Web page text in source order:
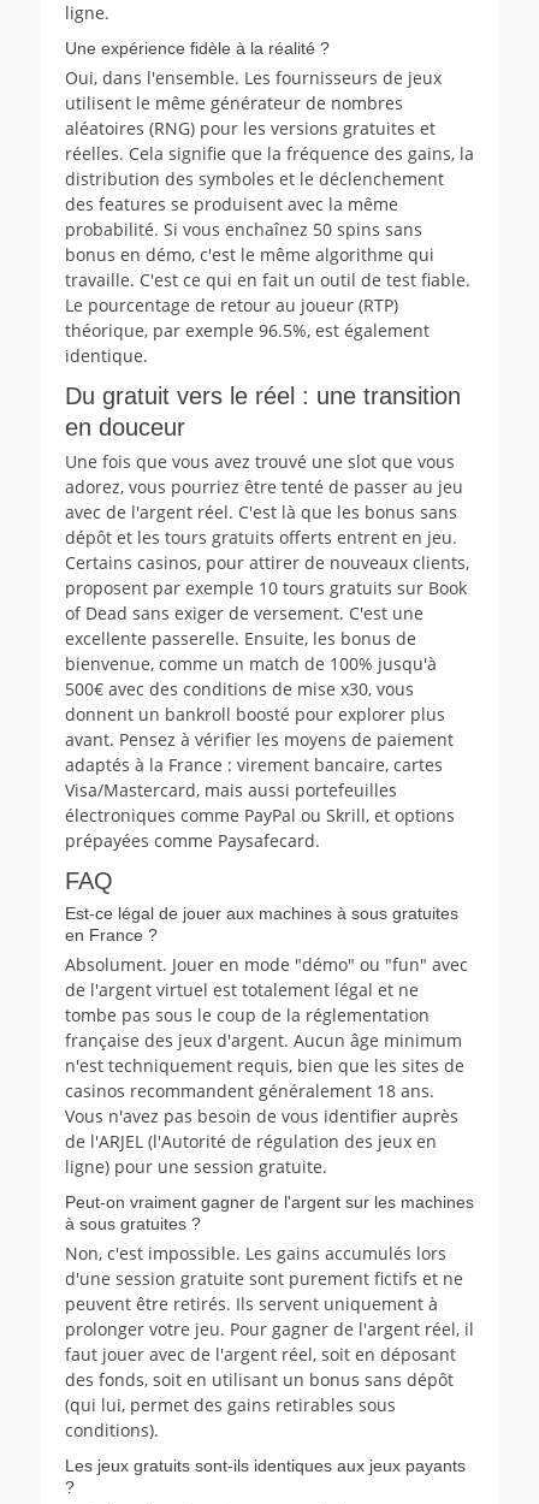
ligne.
Une expérience fidèle à la réalité ?
Oui, dans l'ensemble. Les fournisseurs de jeux
utilisent le même générateur de nombres
aléatoires (RNG) pour les versions gratuites et
réelles. Cela signifie que la fréquence des gains, la
distribution des symboles et le déclenchement
des features se produisent avec la même
probabilité. Si vous enchaînez 50 spins sans
bonus en démo, c'est le même algorithme qui
travaille. C'est ce qui en fait un outil de test fiable.
Le pourcentage de retour au joueur (RTP)
théorique, par exemple 96.5%, est également
identique.
Du gratuit vers le réel : une transition
en douceur
Une fois que vous avez trouvé une slot que vous
adorez, vous pourriez être tenté de passer au jeu
avec de l'argent réel. C'est là que les bonus sans
dépôt et les tours gratuits offerts entrent en jeu.
Certains casinos, pour attirer de nouveaux clients,
proposent par exemple 10 tours gratuits sur Book
of Dead sans exiger de versement. C'est une
excellente passerelle. Ensuite, les bonus de
bienvenue, comme un match de 100% jusqu'à
500€ avec des conditions de mise x30, vous
donnent un bankroll boosté pour explorer plus
avant. Pensez à vérifier les moyens de paiement
adaptés à la France : virement bancaire, cartes
Visa/Mastercard, mais aussi portefeuilles
électroniques comme PayPal ou Skrill, et options
prépayées comme Paysafecard.
FAQ
Est-ce légal de jouer aux machines à sous gratuites
en France ?
Absolument. Jouer en mode "démo" ou "fun" avec
de l'argent virtuel est totalement légal et ne
tombe pas sous le coup de la réglementation
française des jeux d'argent. Aucun âge minimum
n'est techniquement requis, bien que les sites de
casinos recommandent généralement 18 ans.
Vous n'avez pas besoin de vous identifier auprès
de l'ARJEL (l'Autorité de régulation des jeux en
ligne) pour une session gratuite.
Peut-on vraiment gagner de l'argent sur les machines
à sous gratuites ?
Non, c'est impossible. Les gains accumulés lors
d'une session gratuite sont purement fictifs et ne
peuvent être retirés. Ils servent uniquement à
prolonger votre jeu. Pour gagner de l'argent réel, il
faut jouer avec de l'argent réel, soit en déposant
des fonds, soit en utilisant un bonus sans dépôt
(qui lui, permet des gains retirables sous
conditions).
Les jeux gratuits sont-ils identiques aux jeux payants
?